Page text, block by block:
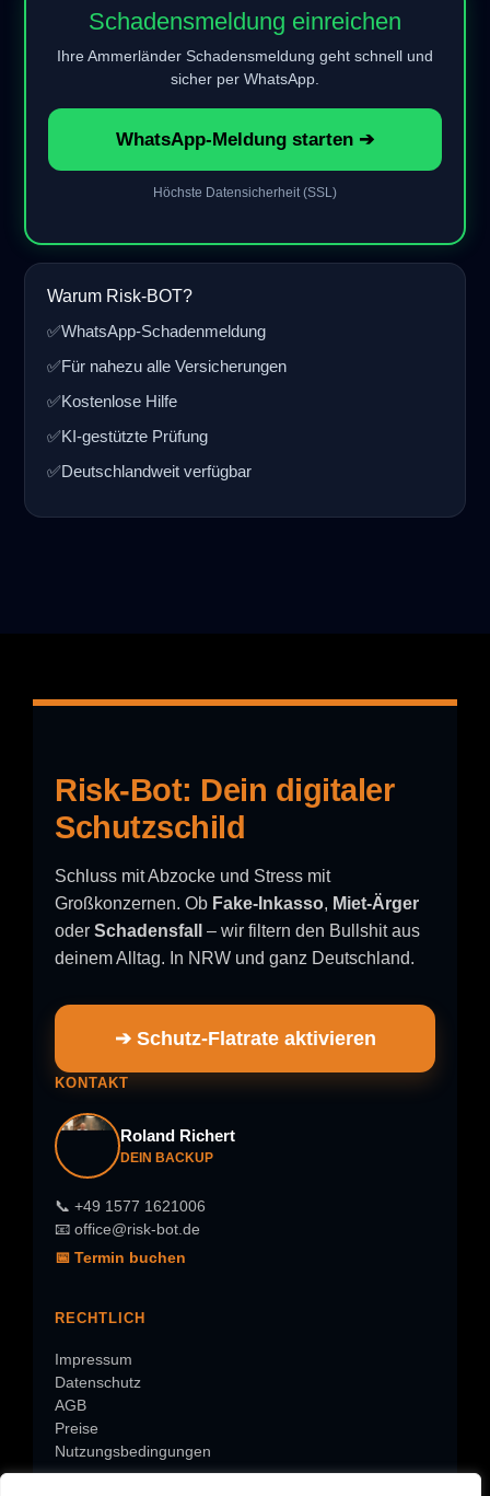
Schadensmeldung einreichen
Ihre Ammerländer Schadensmeldung geht schnell und
sicher per WhatsApp.
WhatsApp-Meldung starten ➔
Höchste Datensicherheit (SSL)
Warum Risk-BOT?
✅WhatsApp-Schadenmeldung
✅Für nahezu alle Versicherungen
✅Kostenlose Hilfe
✅KI-gestützte Prüfung
✅Deutschlandweit verfügbar
Risk-Bot: Dein digitaler
Schutzschild
Schluss mit Abzocke und Stress mit
Großkonzernen. Ob Fake-Inkasso, Miet-Ärger
oder Schadensfall
– wir filtern den Bullshit aus
deinem Alltag. In NRW und ganz Deutschland.
➔ Schutz-Flatrate aktivieren
KONTAKT
Roland Richert
DEIN BACKUP
📞 +49 1577 1621006
📧 office@risk-bot.de
📅 Termin buchen
RECHTLICH
Impressum
Datenschutz
AGB
Preise
Nutzungsbedingungen